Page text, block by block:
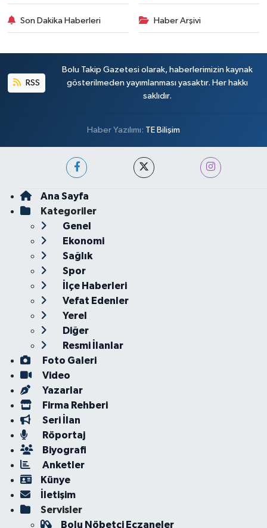
Son Dakika Haberleri Haber Arşivi
RSS
Bolu Takip Gazetesi olarak, haberlerimizin kaynak
gösterilmeden yayımlanması yasaktır. Her hakkı
saklıdır.
Haber Yazılımı: TE Bilişim
Ana Sayfa
Kategoriler
Genel
Ekonomi
Sağlık
Spor
İlçe Haberleri
Vefat Edenler
Yerel
Diğer
Resmi İlanlar
Foto Galeri
Video
Yazarlar
Firma Rehberi
Seri İlan
Röportaj
Biyografi
Anketler
Künye
İletişim
Servisler
Bolu Nöbetçi Eczaneler